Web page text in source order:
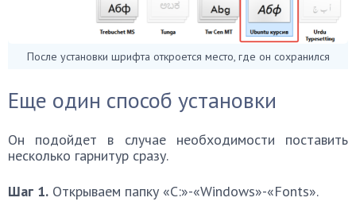
После установки шрифта откроется место, где он сохранился
Еще один способ установки
Он подойдет в случае необходимости поставить
несколько гарнитур сразу.
Шаг 1. Открываем папку «C:»-«Windows»-«Fonts».